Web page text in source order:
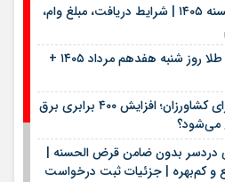
وام قرض الحسنه ۱۴۰۵ | شرایط دریافت، مبلغ وام،
قیمت سکه و طلا روز شنبه هفدهم مرداد ۱۴۰۵ +
خبر خوب برای کشاورزان؛ افزایش ۴۰۰ برابری برق
می‌شود؟
دردسر بدون ضامن قرض الحسنه |
و کم‌بهره | جزئیات ثبت درخواست